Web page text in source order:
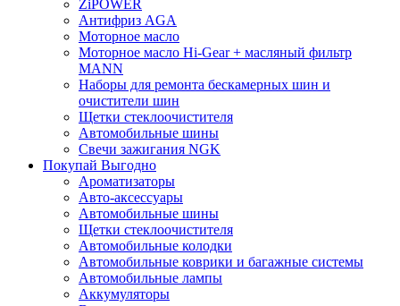
ZiPOWER
Антифриз AGA
Моторное масло
Моторное масло Hi-Gear + масляный фильтр
MANN
Наборы для ремонта бескамерных шин и
очистители шин
Щетки стеклоочистителя
Автомобильные шины
Свечи зажигания NGK
Покупай Выгодно
Ароматизаторы
Авто-аксессуары
Автомобильные шины
Щетки стеклоочистителя
Автомобильные колодки
Автомобильные коврики и багажные системы
Автомобильные лампы
Аккумуляторы